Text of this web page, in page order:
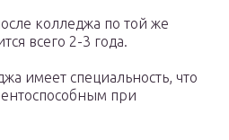
колледжа по той же
всего 2-3 года.
имеет специальность, что
при